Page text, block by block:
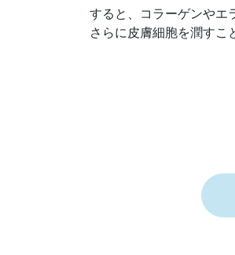
すると、コラーゲンやエ
さらに皮膚細胞を潤すこ